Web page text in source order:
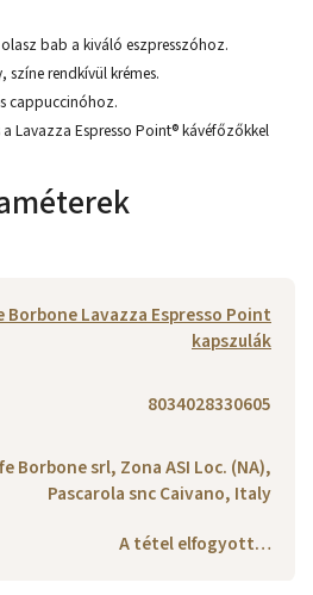
bab a kiváló eszpresszóhoz.
színe rendkívül krémes.
cappuccinóhoz.
Lavazza Espresso Point® kávéfőzőkkel
Borbone Lavazza Espresso Point
kapszulák
8034028330605
Borbone srl, Zona ASI Loc. (NA),
Pascarola snc Caivano, Italy
A tétel elfogyott…